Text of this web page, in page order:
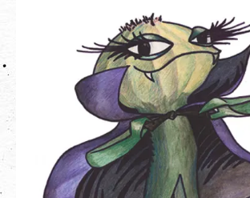
Adquiere su Obra